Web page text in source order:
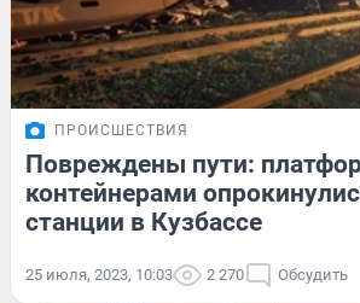
ПРОИСШЕСТВИЯ
Повреждены пути:
контейнерами
станции в Кузбассе
25 июля, 2023, 10:03 2 270 Обсудить